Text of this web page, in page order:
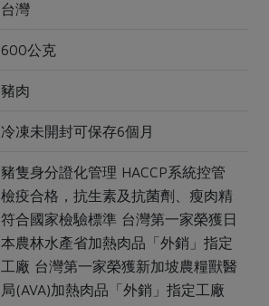
台灣
600公克
豬肉
冷凍未開封可保存6個月
豬隻身分證化管理 HACCP系統控管
檢疫合格，抗生素及抗菌劑、瘦肉精
符合國家檢驗標準 台灣第一家榮獲日
本農林水產省加熱肉品「外銷」指定
工廠 台灣第一家榮獲新加坡農糧獸醫
局(AVA)加熱肉品「外銷」指定工廠